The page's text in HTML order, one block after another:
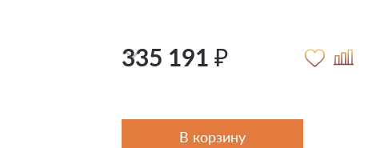
335 191 ₽
В корзину